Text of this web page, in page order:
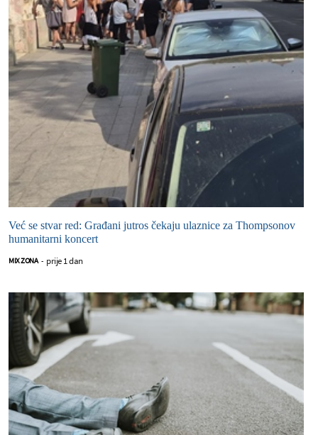
Već se stvar red: Građani jutros čekaju ulaznice za Thompsonov
humanitarni koncert
MIX ZONA - prije 1 dan